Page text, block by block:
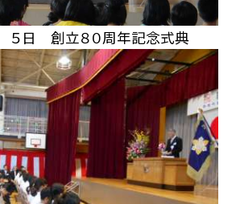
５日 創立８０周年記念式典